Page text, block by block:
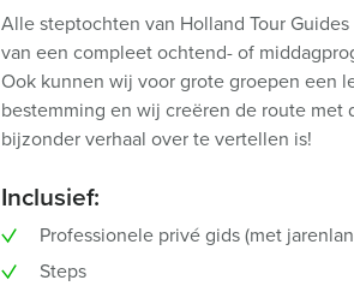
Alle steptochten van Holland Tour
van een compleet ochtend- of
Ook kunnen wij voor grote groepen een
bestemming en wij creëren de route
bijzonder verhaal over te vertellen is!
Inclusief:
Professionele privé gids (met
Steps